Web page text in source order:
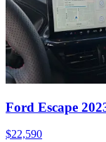
Ford Escape
$22,590